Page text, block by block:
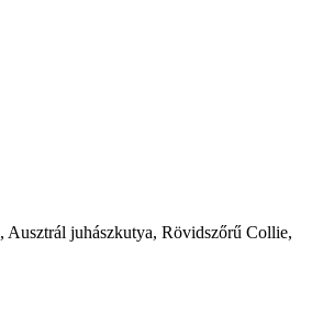
juhászkutya, Rövidszőrű Collie,